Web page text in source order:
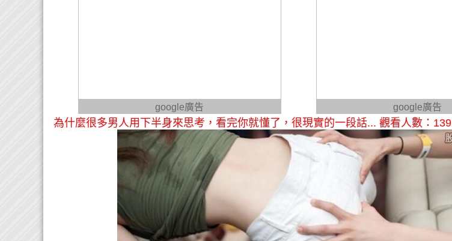
google廣告 google廣告
為什麼很多男人用下半身來思考，看完你就懂了，很現實的一段話... 觀看人數：139